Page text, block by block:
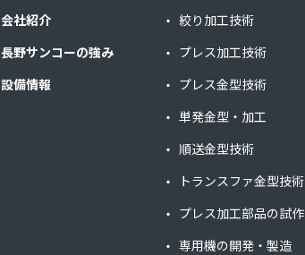
会社紹介
長野サンコーの強み
設備情報
絞り加工技術
プレス加工技術
プレス金型技術
単発金型・加工
順送金型技術
トランスファ金型技術
プレス加工部品の試作
専用機の開発・製造